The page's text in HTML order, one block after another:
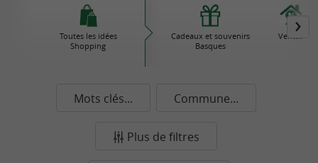
Toutes les idées
Shopping
Cadeaux et souvenirs
Basques
Ventas
Mots clés... Commune...
Plus de filtres